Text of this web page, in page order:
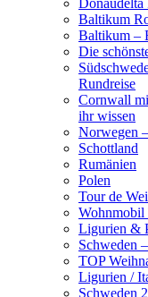
Baltikum
Baltikum –
Die
Rundreise
Cornwall
ihr wissen
Norwegen
Schottland
Rumänien
Polen
Tour de
Wohnmobil
Ligurien &
Schweden
TOP
Ligurien /
Schweden